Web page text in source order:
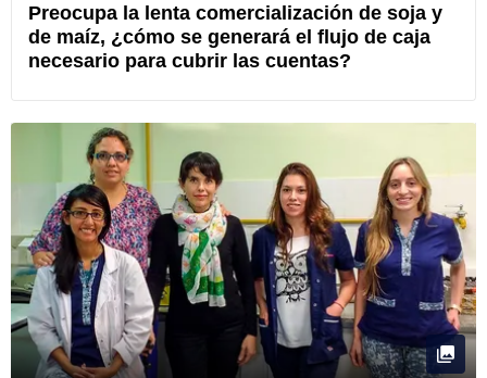
Preocupa la lenta comercialización de soja y
de maíz, ¿cómo se generará el flujo de caja
necesario para cubrir las cuentas?